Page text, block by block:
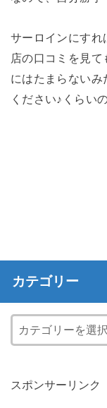
サーロインにすれ
店の口コミを見
にはたまらない
ください♪くらい
カテゴリー
スポンサーリンク